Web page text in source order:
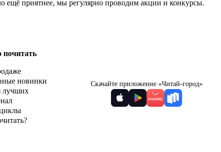
ещё приятнее, мы регулярно проводим акции и конкурсы.
почитать
новинки
лучших
Скачайте приложение «Читай-город»